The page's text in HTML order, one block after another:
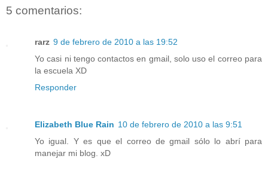
5 comentarios:
rarz 9 de febrero de 2010 a las 19:52
Yo casi ni tengo contactos en gmail, solo uso el correo para
la escuela XD
Responder
Elizabeth Blue Rain 10 de febrero de 2010 a las 9:51
Yo igual. Y es que el correo de gmail sólo lo abrí para
manejar mi blog. xD